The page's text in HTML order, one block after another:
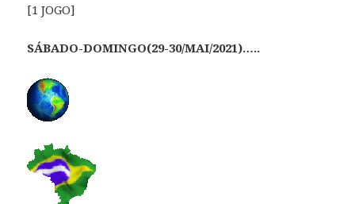
[1 JOGO]
SÁBADO-DOMINGO(29-30/MAI/2021)…..